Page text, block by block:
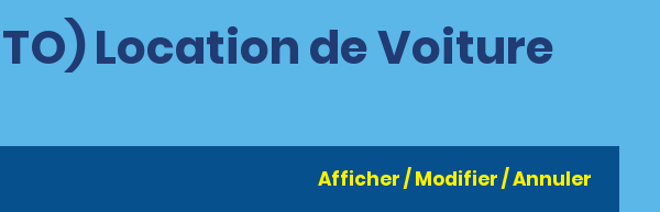
Location de Voiture
Afficher / Modifier / Annuler